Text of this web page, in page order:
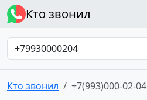
Кто звонил
Кто звонил +7(993)000-02-04